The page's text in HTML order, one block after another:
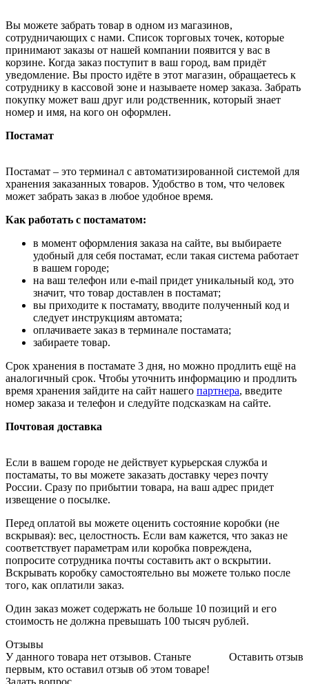
Вы можете забрать товар в одном из магазинов,
сотрудничающих с нами. Список торговых точек, которые
принимают заказы от нашей компании появится у вас в
корзине. Когда заказ поступит в ваш город, вам придёт
уведомление. Вы просто идёте в этот магазин, обращаетесь к
сотруднику в кассовой зоне и называете номер заказа. Забрать
покупку может ваш друг или родственник, который знает
номер и имя, на кого он оформлен.
Постамат
Постамат – это терминал с автоматизированной системой для
хранения заказанных товаров. Удобство в том, что человек
может забрать заказ в любое удобное время.
Как работать с постаматом:
в момент оформления заказа на сайте, вы выбираете
удобный для себя постамат, если такая система работает
в вашем городе;
на ваш телефон или e-mail придет уникальный код, это
значит, что товар доставлен в постамат;
вы приходите к постамату, вводите полученный код и
следует инструкциям автомата;
оплачиваете заказ в терминале постамата;
забираете товар.
Срок хранения в постамате 3 дня, но можно продлить ещё на
аналогичный срок. Чтобы уточнить информацию и продлить
время хранения зайдите на сайт нашего партнера, введите
номер заказа и телефон и следуйте подсказкам на сайте.
Почтовая доставка
Если в вашем городе не действует курьерская служба и
постаматы, то вы можете заказать доставку через почту
России. Сразу по прибытии товара, на ваш адрес придет
извещение о посылке.
Перед оплатой вы можете оценить состояние коробки (не
вскрывая): вес, целостность. Если вам кажется, что заказ не
соответствует параметрам или коробка повреждена,
попросите сотрудника почты составить акт о вскрытии.
Вскрывать коробку самостоятельно вы можете только после
того, как оплатили заказ.
Один заказ может содержать не больше 10 позиций и его
стоимость не должна превышать 100 тысяч рублей.
Отзывы
Оставить отзыв
У данного товара нет отзывов. Станьте
первым, кто оставил отзыв об этом товаре!
Задать вопрос